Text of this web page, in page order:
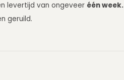
levertijd van ongeveer één week.
geruild.